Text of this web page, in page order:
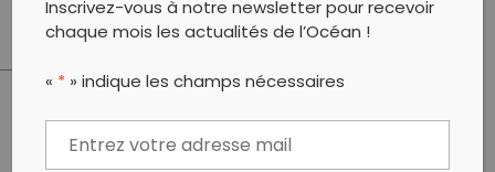
PARTAGER CET ARTICLE:
Inscrivez-vous à notre newsletter pour recevoir
chaque mois les actualités de l’Océan !
« * » indique les champs nécessaires